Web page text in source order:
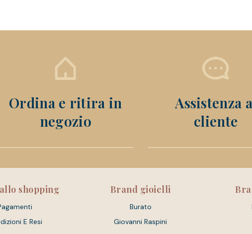
Ordina e ritira in
negozio
Assistenza
cliente
shopping
E Resi
Brand gioielli
Burato
Giovanni Raspini